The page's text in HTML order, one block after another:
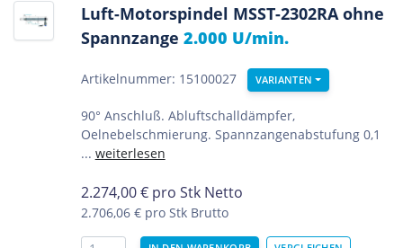
Luft-Motorspindel MSST-2302RA ohne
Spannzange 2.000 U/min.
Artikelnummer: 15100027 VARIANTEN
90° Anschluß. Abluftschalldämpfer,
Oelnebelschmierung. Spannzangenabstufung 0,1
... weiterlesen
2.274,00€ pro Stk Netto
2.706,06 € pro Stk Brutto